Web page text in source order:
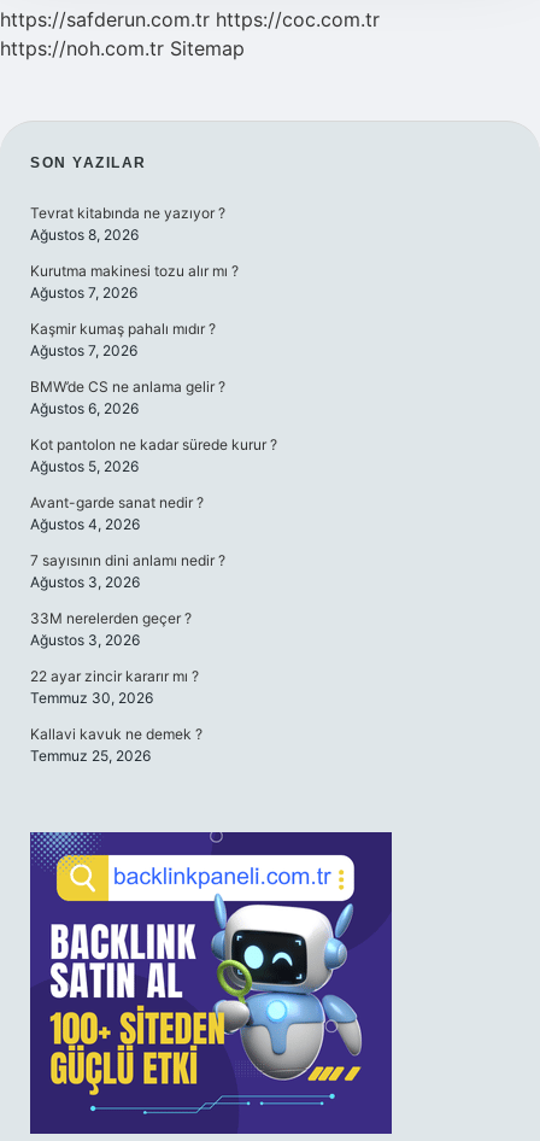
https://safderun.com.tr https://coc.com.tr
https://noh.com.tr Sitemap
SIDEBAR
SON YAZILAR
Tevrat kitabında ne yazıyor ?
Ağustos 8, 2026
Kurutma makinesi tozu alır mı ?
Ağustos 7, 2026
Kaşmir kumaş pahalı mıdır ?
Ağustos 7, 2026
BMW’de CS ne anlama gelir ?
Ağustos 6, 2026
Kot pantolon ne kadar sürede kurur ?
Ağustos 5, 2026
Avant-garde sanat nedir ?
Ağustos 4, 2026
7 sayısının dini anlamı nedir ?
Ağustos 3, 2026
33M nerelerden geçer ?
Ağustos 3, 2026
22 ayar zincir kararır mı ?
Temmuz 30, 2026
Kallavi kavuk ne demek ?
Temmuz 25, 2026